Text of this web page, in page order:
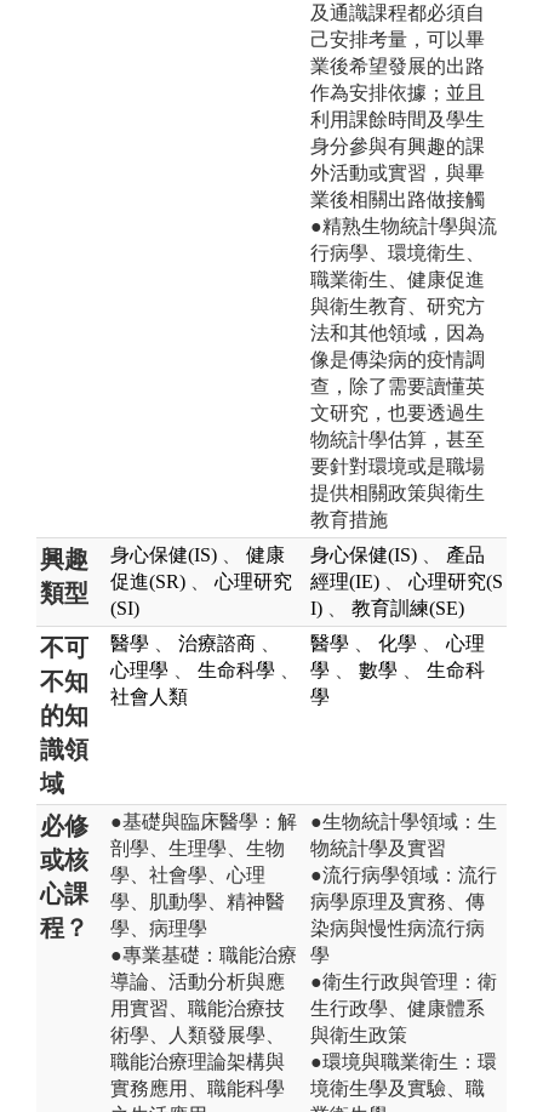
及通識課程都必須自
己安排考量，可以畢
業後希望發展的出路
作為安排依據；並且
利用課餘時間及學生
身分參與有興趣的課
外活動或實習，與畢
業後相關出路做接觸
●精熟生物統計學與流
行病學、環境衛生、
職業衛生、健康促進
與衛生教育、研究方
法和其他領域，因為
像是傳染病的疫情調
查，除了需要讀懂英
文研究，也要透過生
物統計學估算，甚至
要針對環境或是職場
提供相關政策與衛生
教育措施
興趣
類型
身心保健(IS)
健康
促進(SR)
心理研究
(SI)
身心保健(IS)
產品
經理(IE)
心理研究(S
I)
教育訓練(SE)
不可
不知
的知
識領
域
醫學 治療諮商
心理學
生命科學
社會人類
醫學 化學
心理
學
數學
生命科
學
必修
或核
心課
程？
●基礎與臨床醫學：解
剖學、生理學、生物
學、社會學、心理
學、肌動學、精神醫
學、病理學
●專業基礎：職能治療
導論、活動分析與應
用實習、職能治療技
術學、人類發展學、
職能治療理論架構與
實務應用、職能科學
●生物統計學領域：生
物統計學及實習
●流行病學領域：流行
病學原理及實務、傳
染病與慢性病流行病
學
●衛生行政與管理：衛
生行政學、健康體系
與衛生政策
●環境與職業衛生：環
境衛生學及實驗、職